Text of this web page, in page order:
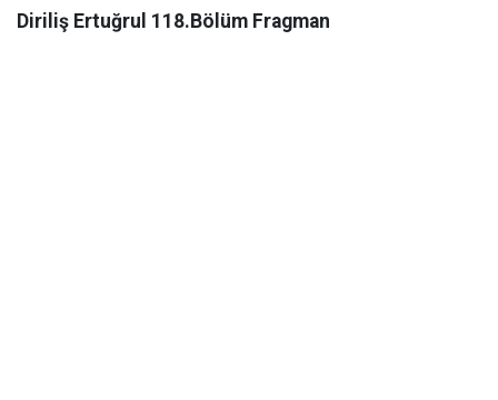
Diriliş Ertuğrul 118.Bölüm Fragman